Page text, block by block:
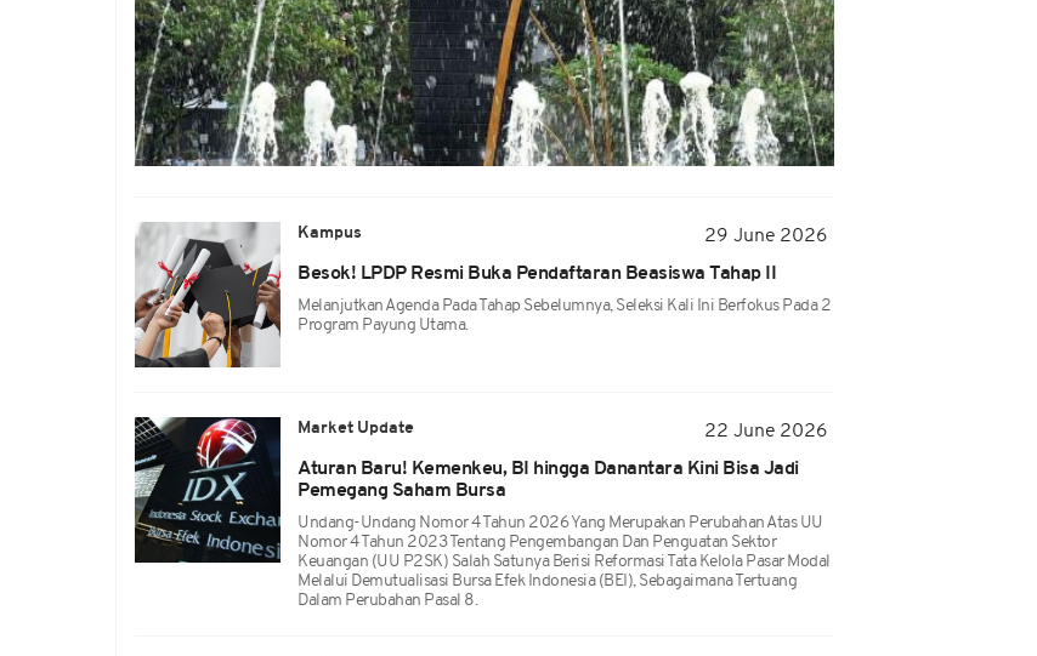
Kampus
29 June 2026
Besok! LPDP Resmi Buka Pendaftaran Beasiswa Tahap II
Melanjutkan Agenda Pada Tahap Sebelumnya, Seleksi Kali Ini Berfokus Pada 2
Program Payung Utama.
Market Update
22 June 2026
Aturan Baru! Kemenkeu, BI hingga Danantara Kini Bisa Jadi
Pemegang Saham Bursa
Undang-Undang Nomor 4 Tahun 2026 Yang Merupakan Perubahan Atas UU
Nomor 4 Tahun 2023 Tentang Pengembangan Dan Penguatan Sektor
Keuangan (UU P2SK) Salah Satunya Berisi Reformasi Tata Kelola Pasar Modal
Melalui Demutualisasi Bursa Efek Indonesia (BEI), Sebagaimana Tertuang
Dalam Perubahan Pasal 8.